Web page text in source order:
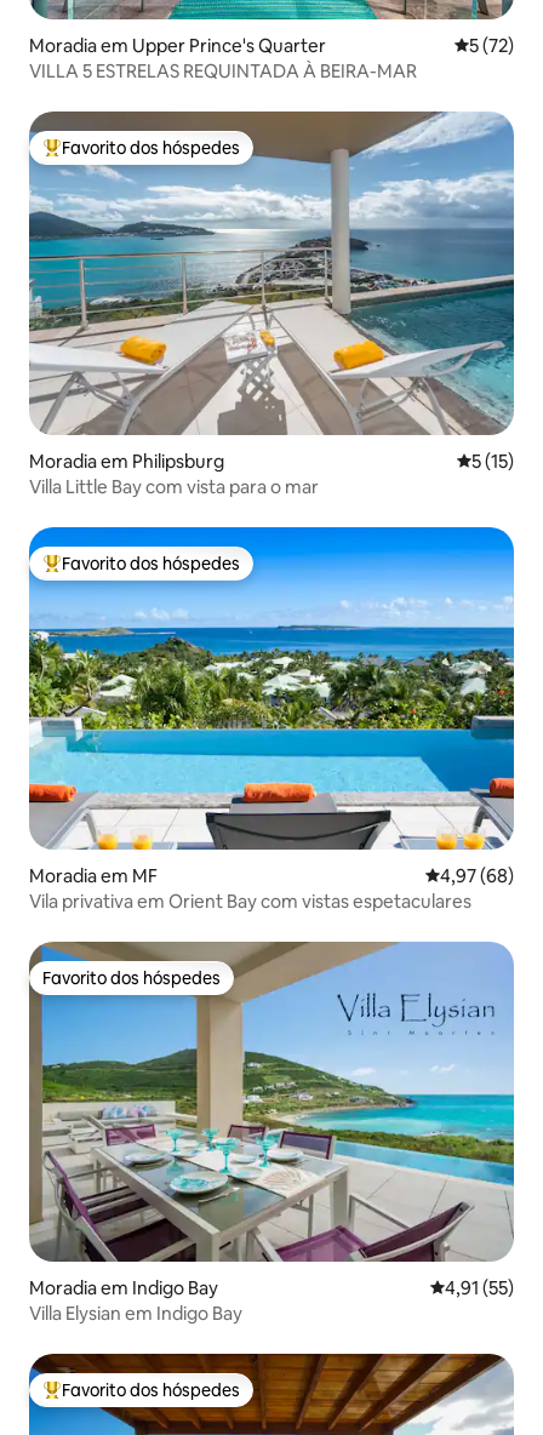
Moradia em Upper Prince's Quarter
5 (72)
VILLA 5 ESTRELAS REQUINTADA À BEIRA-MAR
Favoritos dos hóspedes mais apreciados
Favorito dos hóspedes
Moradia em Philipsburg
5 (15)
Villa Little Bay com vista para o mar
Favoritos dos hóspedes mais apreciados
Favorito dos hóspedes
Moradia em MF Classificação
4,97 (68)
Vila privativa em Orient Bay com vistas espetaculares
Favorito dos hóspedes
Favorito dos hóspedes
Moradia em Indigo Bay Classificação
4,91 (55)
Villa Elysian em Indigo Bay
Favoritos dos hóspedes mais apreciados
Favorito dos hóspedes